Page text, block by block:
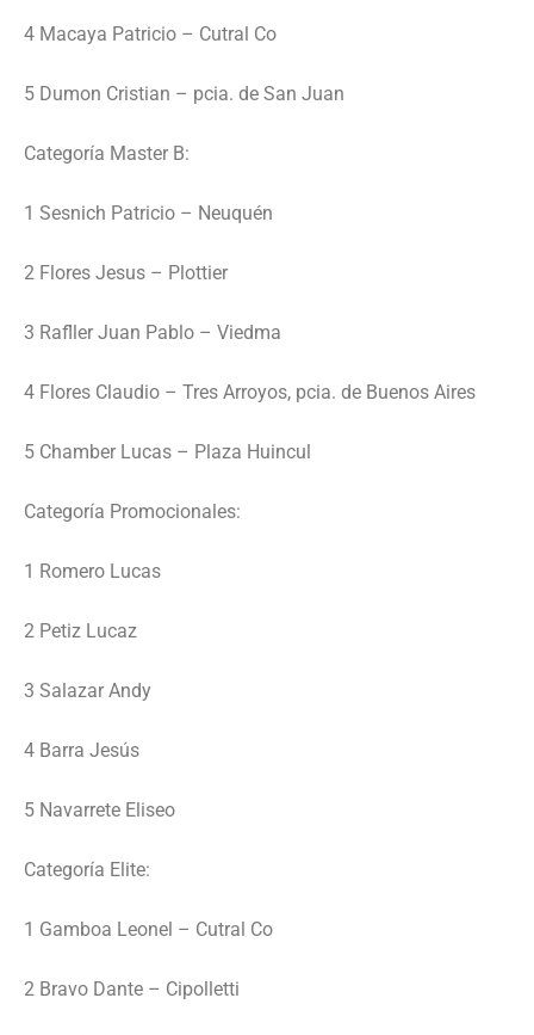
4 Macaya Patricio – Cutral Co
5 Dumon Cristian – pcia. de San Juan
Categoría Master B:
1 Sesnich Patricio – Neuquén
2 Flores Jesus – Plottier
3 Rafller Juan Pablo – Viedma
4 Flores Claudio – Tres Arroyos, pcia. de Buenos Aires
5 Chamber Lucas – Plaza Huincul
Categoría Promocionales:
1 Romero Lucas
2 Petiz Lucaz
3 Salazar Andy
4 Barra Jesús
5 Navarrete Eliseo
Categoría Elite:
1 Gamboa Leonel – Cutral Co
2 Bravo Dante – Cipolletti